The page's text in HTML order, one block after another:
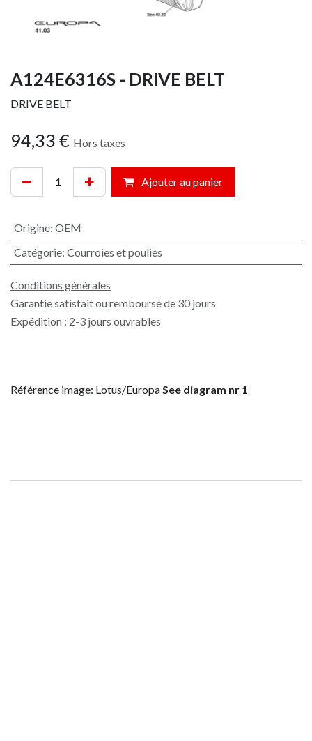
A124E6316S - DRIVE BELT
DRIVE BELT
94,33 € Hors taxes
Ajouter au panier
Origine: OEM
Catégorie: Courroies et poulies
Conditions générales
Garantie satisfait ou remboursé de 30 jours
Expédition : 2-3 jours ouvrables
Référence image: Lotus/EuropaSee diagram nr 1